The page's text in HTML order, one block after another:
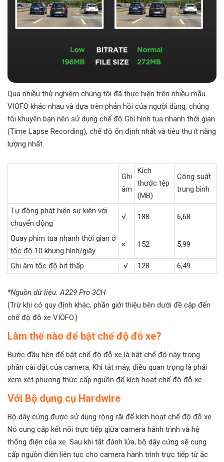
Qua nhiều thử nghiệm chúng tôi đã thực hiện trên nhiều mẫu
VIOFO khác nhau và dựa trên phản hồi của người dùng, chúng
tôi khuyên bạn nên sử dụng chế độ Ghi hình tua nhanh thời gian
(Time Lapse Recording), chế độ ổn định nhất và tiêu thụ ít năng
lượng nhất.
Ghi
âm
Kích
thước tệp
(MB)
Công suất
trung bình
Tự động phát hiện sự kiện với
chuyển động
√ 188 6,68
Quay phim tua nhanh thời gian ở
tốc độ 10 khung hình/giây
× 152 5,99
Ghi âm tốc độ bit thấp √ 128 6,49
*Nguồn dữ liệu: A229 Pro 3CH
(Trừ khi có quy định khác, phần giới thiệu bên dưới đề cập đến
chế độ đỗ xe VIOFO.)
Làm thế nào để bật chế độ đỗ xe?
Bước đầu tiên để bật chế độ đỗ xe là bật chế độ này trong
phần cài đặt của camera. Khi tắt máy, điều quan trọng là phải
xem xét phương thức cấp nguồn để kích hoạt chế độ đỗ xe.
Với Bộ dụng cụ Hardwire
Bộ dây cứng được sử dụng rộng rãi để kích hoạt chế độ đỗ xe.
Nó cung cấp kết nối trực tiếp giữa camera hành trình và hệ
thống điện của xe. Sau khi tắt đánh lửa, bộ dây cứng sẽ cung
cấp nguồn điện liên tục cho camera hành trình trực tiếp từ ắc